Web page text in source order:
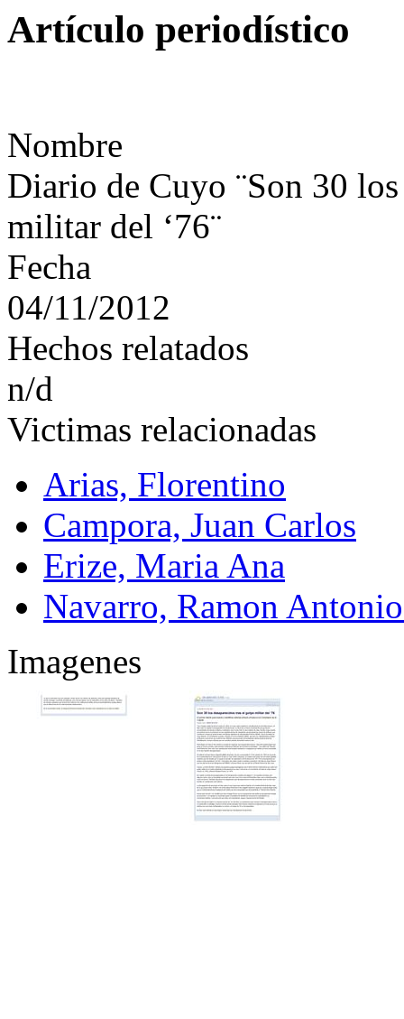
Artículo periodístico
Nombre
Diario de Cuyo ¨Son 30
militar del ‘76¨
Fecha
04/11/2012
Hechos relatados
n/d
Victimas relacionadas
Arias, Florentino
Campora, Juan Carlos
Erize, Maria Ana
Navarro, Ramon
Imagenes